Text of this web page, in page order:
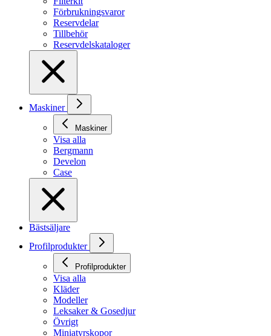
Förbrukningsvaror
Reservdelar
Tillbehör
Reservdelskataloger
Maskiner
Maskiner
Visa alla
Bergmann
Develon
Case
Bästsäljare
Profilprodukter
Profilprodukter
Visa alla
Kläder
Modeller
Leksaker & Gosedjur
Övrigt
Miniatyrskopor